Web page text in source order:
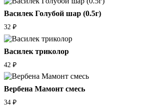
Василек Голубой шар (0.5г)
32 ₽
Василек триколор
42 ₽
Вербена Мамонт смесь
34 ₽